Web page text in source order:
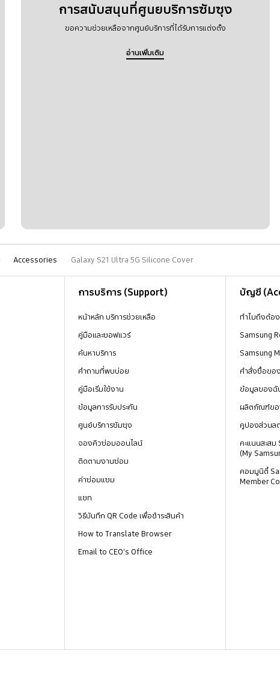
การสนับสนุนที่ศูนยบริการซัมซุง
ขอความช่วยเหลือจากศูนย์บริการที่ได้รับการแต่งตั้ง
อ่านเพิ่มเติม
Accessories Galaxy S21 Ultra 5G Silicone Cover
การบริการ (Support)
หน้าหลัก บริการช่วยเหลือ
คู่มือและซอฟแวร์
ค้นหาบริการ
คำถามที่พบบ่อย
คู่มือเริ่มใช้งาน
ข้อมูลการรับประกัน
ศูนย์บริการซัมซุง
จองคิวซ่อมออนไลน์
ติดตามงานซ่อม
ค่าซ่อมแซม
แชท
วิธีบันทึก QR Code เพื่อชำระสินค้า
How to Translate Browser
Email to CEO's Office
บัญชี
ทำไมถึงต้อ
Samsung
Samsung
คำสั่งซื้อขอ
ข้อมูลของฉั
ผลิตภัณฑ์ขอ
คูปองส่วนล
คะแนนสะส
(My
คอมมูนิตี้
Member